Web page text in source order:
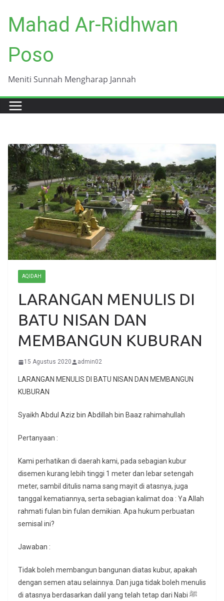
content
Mahad Ar-Ridhwan
Poso
Meniti Sunnah Mengharap Jannah
AQIDAH
LARANGAN MENULIS DI
BATU NISAN DAN
MEMBANGUN KUBURAN
15 Agustus 2020 admin02
LARANGAN MENULIS DI BATU NISAN DAN MEMBANGUN
KUBURAN
Syaikh Abdul Aziz bin Abdillah bin Baaz rahimahullah
Pertanyaan :
Kami perhatikan di daerah kami, pada sebagian kubur
disemen kurang lebih tinggi 1 meter dan lebar setengah
meter, sambil ditulis nama sang mayit di atasnya, juga
tanggal kematiannya, serta sebagian kalimat doa : Ya Allah
rahmati fulan bin fulan demikian. Apa hukum perbuatan
semisal ini?
Jawaban :
Tidak boleh membangun bangunan diatas kubur, apakah
dengan semen atau selainnya. Dan juga tidak boleh menulis
di atasnya berdasarkan dalil yang telah tetap dari Nabi ﷺ